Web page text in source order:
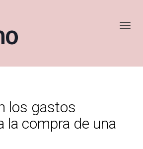
los gastos
la compra de una